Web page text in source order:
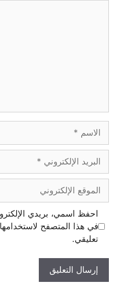
احفظ اسمي، بريدي
في هذا المتصفح
تعليقي.